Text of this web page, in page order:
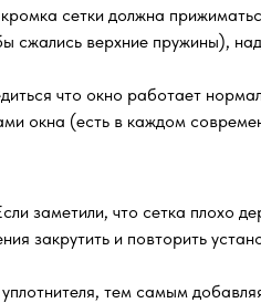
сетки должна
верхние пружины),
что окно работает
окна (есть в каждом
заметили, что сетка плохо
закрутить и повторить
тем самым